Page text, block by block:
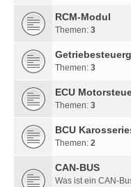
RCM-Modul
Themen: 3
Themen: 3
ECU
Themen: 3
BCU
Themen: 2
CAN-BUS
Was ist ein CAN-